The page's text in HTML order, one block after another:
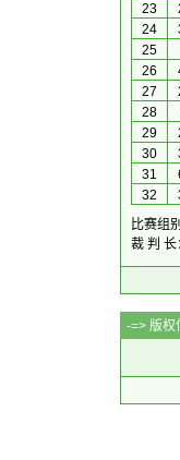
23
24
25
26
27
28
29
30
31
32
比赛组
裁 判
-=> 版权